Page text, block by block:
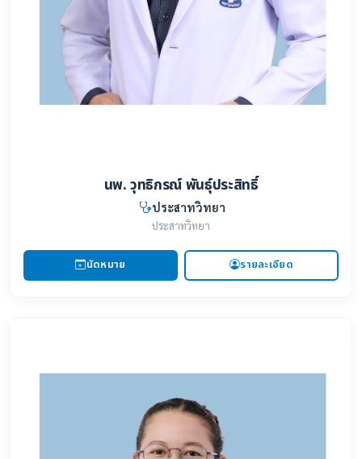
นพ. วุทธิกรณ์ พันธุ์ประสิทธิ์
ประสาทวิทยา
ประสาทวิทยา
นัดหมาย รายละเอียด